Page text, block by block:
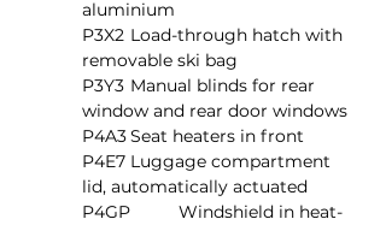
aluminium
P3X2	Load-through hatch with
removable ski bag
P3Y3	Manual blinds for rear
window and rear door windows
P4A3	Seat heaters in front
P4E7	Luggage compartment
lid, automatically actuated
P4GP	Windshield in heat-